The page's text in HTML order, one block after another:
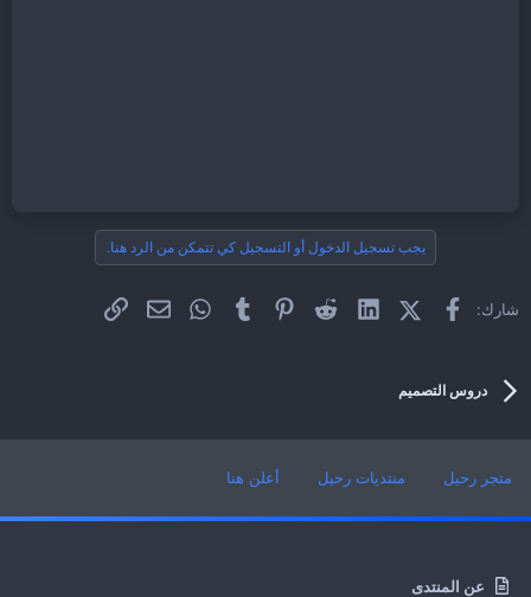
يجب تسجيل الدخول أو التسجيل كي تتمكن من الرد هنا.
شارك: فيسبوكX (Twitter)
LinkedIn
Reddit
Pinterest
Tumblr
WhatsAppالبريد الإلكتروني
الرابط
دروس التصميم
عن المنتدى
متجر رحيل منتديات رحيل أعلن هنا